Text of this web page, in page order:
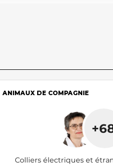
ANIMAUX DE COMPAGNIE
Colliers électriques et